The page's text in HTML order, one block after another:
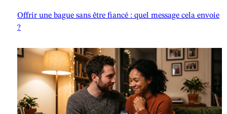
Offrir une bague sans être fiancé : quel message cela envoie
?